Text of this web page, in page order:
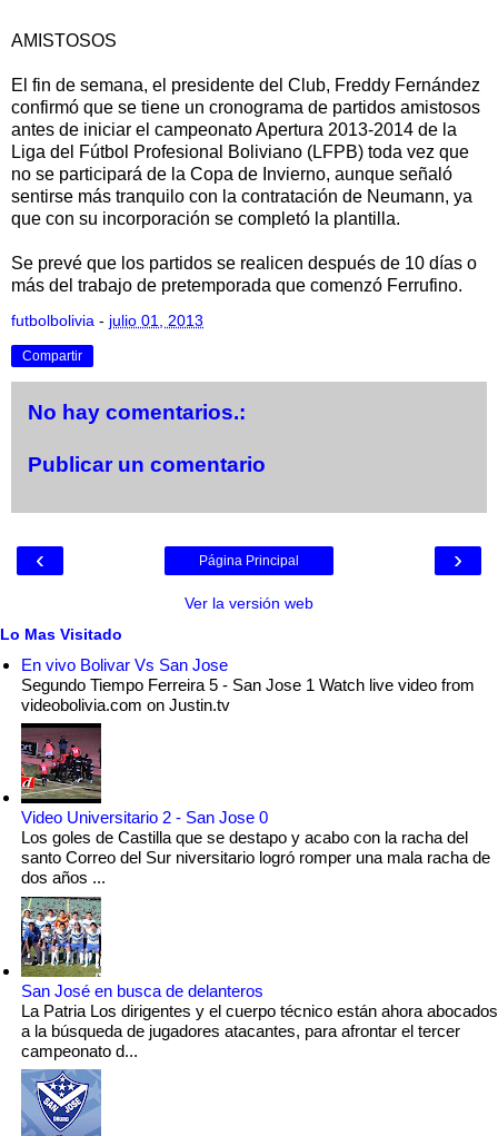
AMISTOSOS
El fin de semana, el presidente del Club, Freddy Fernández
confirmó que se tiene un cronograma de partidos amistosos
antes de iniciar el campeonato Apertura 2013-2014 de la
Liga del Fútbol Profesional Boliviano (LFPB) toda vez que
no se participará de la Copa de Invierno, aunque señaló
sentirse más tranquilo con la contratación de Neumann, ya
que con su incorporación se completó la plantilla.
Se prevé que los partidos se realicen después de 10 días o
más del trabajo de pretemporada que comenzó Ferrufino.
futbolbolivia - julio 01, 2013
Compartir
No hay comentarios.:
Publicar un comentario
‹ ›
Página Principal
Ver la versión web
Lo Mas Visitado
En vivo Bolivar Vs San Jose
Segundo Tiempo Ferreira 5 - San Jose 1 Watch live video from
videobolivia.com on Justin.tv
Video Universitario 2 - San Jose 0
Los goles de Castilla que se destapo y acabo con la racha del
santo Correo del Sur niversitario logró romper una mala racha de
dos años ...
San José en busca de delanteros
La Patria Los dirigentes y el cuerpo técnico están ahora abocados
a la búsqueda de jugadores atacantes, para afrontar el tercer
campeonato d...